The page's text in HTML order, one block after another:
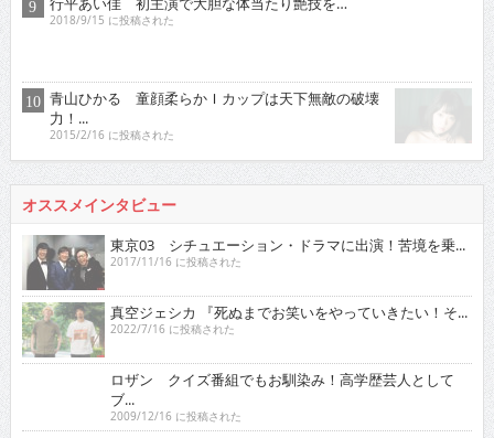
2015/2/16 に投稿された
東京03 シチュエーション・ドラマに出演！苦境を乗...
2017/11/16 に投稿された
真空ジェシカ 『死ぬまでお笑いをやっていきたい！そ...
ロザン クイズ番組でもお馴染み！高学歴芸人として
2009/12/16 に投稿された
有野晋哉 ゲーム・アニメ・漫画・アイドルに精通！
単...
2017/5/16 に投稿された